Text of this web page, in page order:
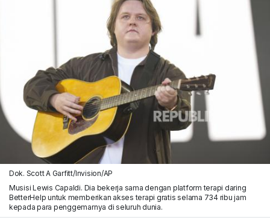
Dok. Scott A Garfitt/Invision/AP
Musisi Lewis Capaldi. Dia bekerja sama dengan platform terapi daring
BetterHelp untuk memberikan akses terapi gratis selama 734 ribu jam
kepada para penggemarnya di seluruh dunia.